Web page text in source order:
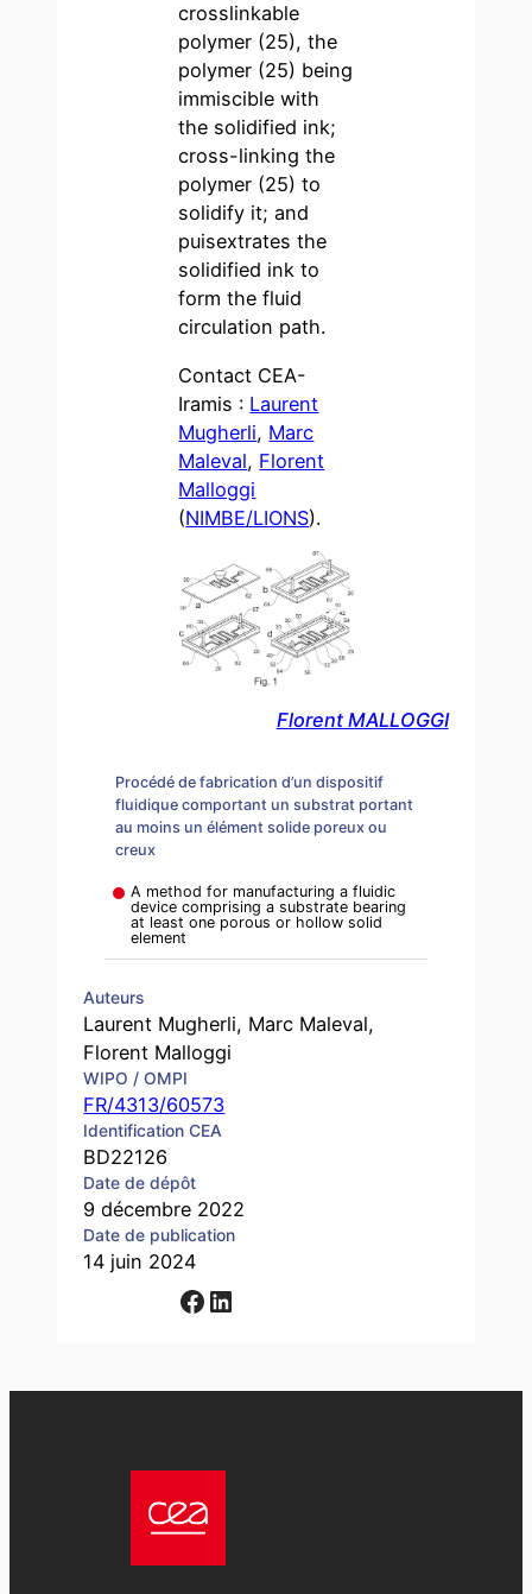
Procédé de fabrication d’un dispositif
fluidique comportant un substrat portant
au moins un élément solide poreux ou
creux
A method for manufacturing a fluidic
device comprising a substrate bearing
at least one porous or hollow solid
element
Auteurs
Laurent Mugherli, Marc Maleval,
Florent Malloggi
WIPO / OMPI
FR/4313/60573
Identification CEA
BD22126
Date de dépôt
9 décembre 2022
Date de publication
14 juin 2024
Facebook LinkedIn
crosslinkable
polymer (25), the
polymer (25) being
immiscible with
the solidified ink;
cross-linking the
polymer (25) to
solidify it; and
puisextrates the
solidified ink to
form the fluid
circulation path.
Contact CEA-
Iramis : Laurent
Mugherli, Marc
Maleval, Florent
Malloggi
(NIMBE/LIONS).
Florent MALLOGGI